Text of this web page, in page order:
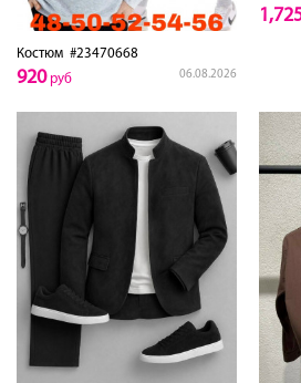
Костюм #23470668
06.08.2026
920руб